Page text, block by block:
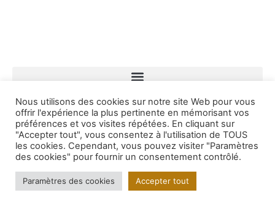
Nous utilisons des cookies sur notre site Web pour vous
offrir l'expérience la plus pertinente en mémorisant vos
préférences et vos visites répétées. En cliquant sur
"Accepter tout", vous consentez à l'utilisation de TOUS
les cookies. Cependant, vous pouvez visiter "Paramètres
des cookies" pour fournir un consentement contrôlé.
Paramètres des cookies Accepter tout